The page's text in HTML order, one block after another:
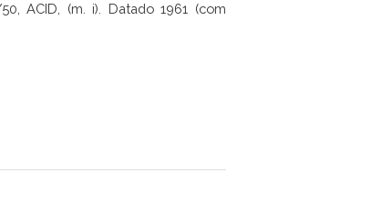
ACID, (m. i). Datado 1961 (com